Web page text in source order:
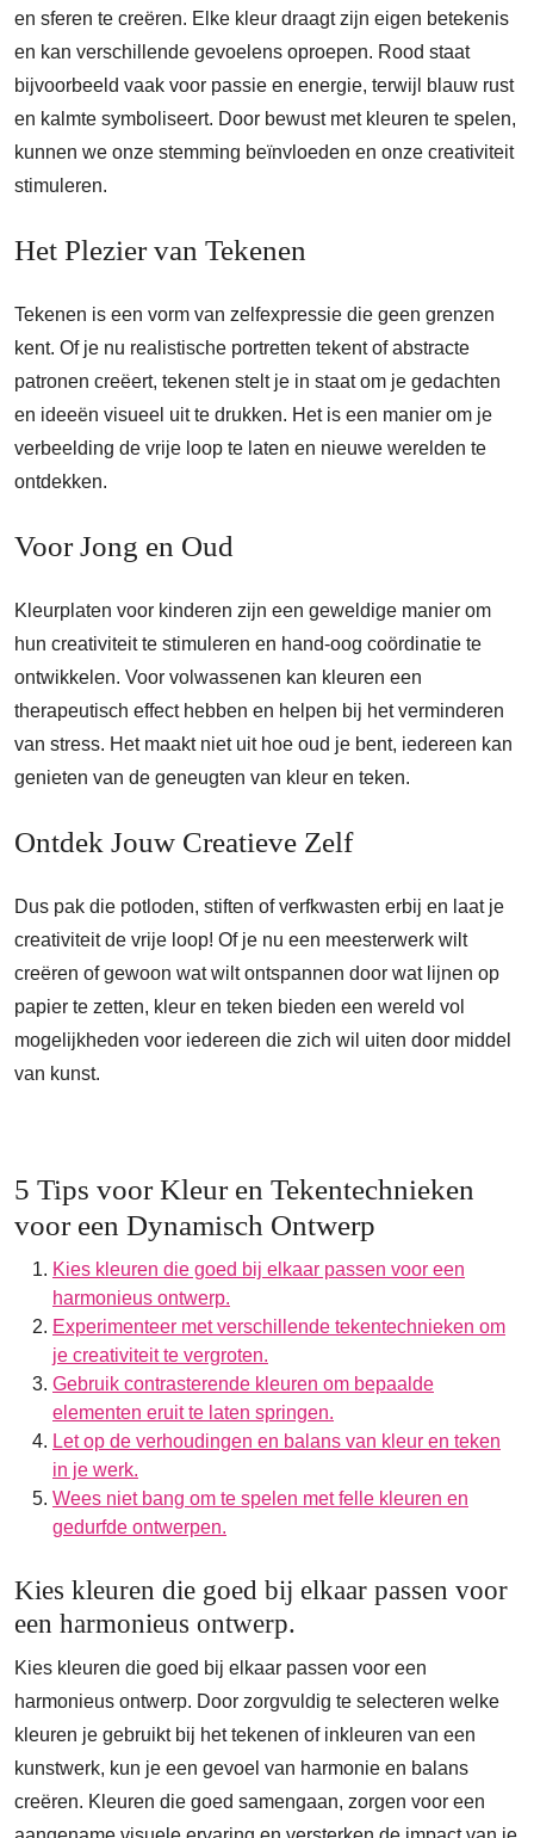
en sferen te creëren. Elke kleur draagt zijn eigen betekenis
en kan verschillende gevoelens oproepen. Rood staat
bijvoorbeeld vaak voor passie en energie, terwijl blauw rust
en kalmte symboliseert. Door bewust met kleuren te spelen,
kunnen we onze stemming beïnvloeden en onze creativiteit
stimuleren.
Het Plezier van Tekenen
Tekenen is een vorm van zelfexpressie die geen grenzen
kent. Of je nu realistische portretten tekent of abstracte
patronen creëert, tekenen stelt je in staat om je gedachten
en ideeën visueel uit te drukken. Het is een manier om je
verbeelding de vrije loop te laten en nieuwe werelden te
ontdekken.
Voor Jong en Oud
Kleurplaten voor kinderen zijn een geweldige manier om
hun creativiteit te stimuleren en hand-oog coördinatie te
ontwikkelen. Voor volwassenen kan kleuren een
therapeutisch effect hebben en helpen bij het verminderen
van stress. Het maakt niet uit hoe oud je bent, iedereen kan
genieten van de geneugten van kleur en teken.
Ontdek Jouw Creatieve Zelf
Dus pak die potloden, stiften of verfkwasten erbij en laat je
creativiteit de vrije loop! Of je nu een meesterwerk wilt
creëren of gewoon wat wilt ontspannen door wat lijnen op
papier te zetten, kleur en teken bieden een wereld vol
mogelijkheden voor iedereen die zich wil uiten door middel
van kunst.
5 Tips voor Kleur en Tekentechnieken
voor een Dynamisch Ontwerp
Kies kleuren die goed bij elkaar passen voor een
harmonieus ontwerp.
Experimenteer met verschillende tekentechnieken om
je creativiteit te vergroten.
Gebruik contrasterende kleuren om bepaalde
elementen eruit te laten springen.
Let op de verhoudingen en balans van kleur en teken
in je werk.
Wees niet bang om te spelen met felle kleuren en
gedurfde ontwerpen.
Kies kleuren die goed bij elkaar passen voor
een harmonieus ontwerp.
Kies kleuren die goed bij elkaar passen voor een
harmonieus ontwerp. Door zorgvuldig te selecteren welke
kleuren je gebruikt bij het tekenen of inkleuren van een
kunstwerk, kun je een gevoel van harmonie en balans
creëren. Kleuren die goed samengaan, zorgen voor een